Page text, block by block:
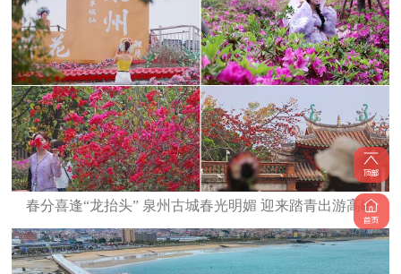
春分喜逢“龙抬头” 泉州古城春光明媚 迎来踏青出游高峰